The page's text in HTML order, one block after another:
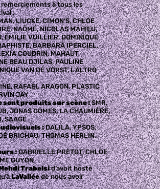
à tous les
:
LIUCKE, CIMON’S, CHLOE
NAÔMÉ, NICOLAS MAHIEU,
ÉMILIE VUILLIER, DOMINIQUE
BARBARA IPERCIEL,
COUDRIN, MAHAUT
BEAU DJILAS, PAULINE
VAN DE VORST, L’ALTRO
RAFAEL ARAGON, PLASTIC
JAY
sont produits sur scène :SMR,
JONAS GOMES, LA CHAUMIÈRE,
SAAGE
:DALILA, YPSOS,
BRICHAU, THOMAS HERLIN,
:GABRIELLE PRETOT, CHLOE
GUYON
Trabelsid’avoit hosté
LaValléede nous avoir